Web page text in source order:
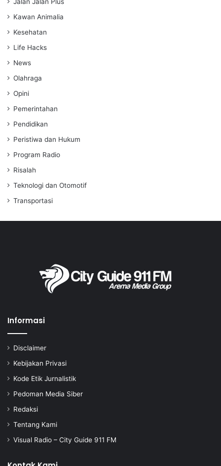
Jalan Jalan Plus
Kawan Animalia
Kesehatan
Life Hacks
News
Olahraga
Opini
Pemerintahan
Pendidikan
Peristiwa dan Hukum
Program Radio
Risalah
Teknologi dan Otomotif
Transportasi
Informasi
Disclaimer
Kebijakan Privasi
Kode Etik Jurnalistik
Pedoman Media Siber
Redaksi
Tentang Kami
Visual Radio – City Guide 911 FM